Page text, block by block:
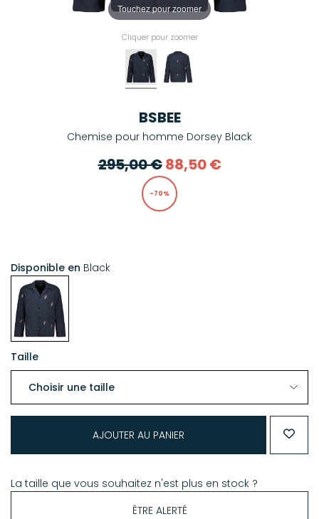
Touchez pour zoomer
Cliquer pour zoomer
BSBEE
Chemise pour homme Dorsey Black
295,00 €88,50 €
-70%
Disponible en Black
Taille
AJOUTER AU PANIER
La taille que vous souhaitez n'est plus en stock ?
ÊTRE ALERTÉ